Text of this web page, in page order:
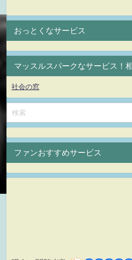
おっとくなサービス
マッスルスパークなサービス！
社会の窓
ファンおすすめサービス